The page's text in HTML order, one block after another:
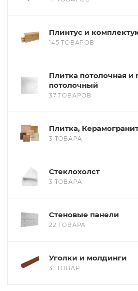
Плинтус и
145 ТОВАРОВ
Плитка потолочная и
потолочный
37 ТОВАРОВ
Плитка,
3 ТОВАРА
Стеклохолст
3 ТОВАРА
Стеновые панели
22 ТОВАРА
Уголки и молдинги
31 ТОВАР